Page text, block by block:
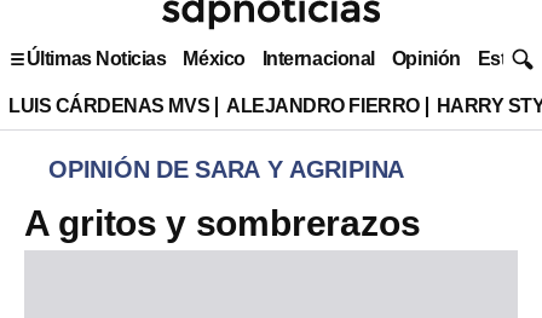
Últimas Noticias México Internacional Opinión Estilo
LUIS CÁRDENAS MVS ALEJANDRO FIERRO HARRY
OPINIÓN DE SARA Y AGRIPINA
A gritos y sombrerazos